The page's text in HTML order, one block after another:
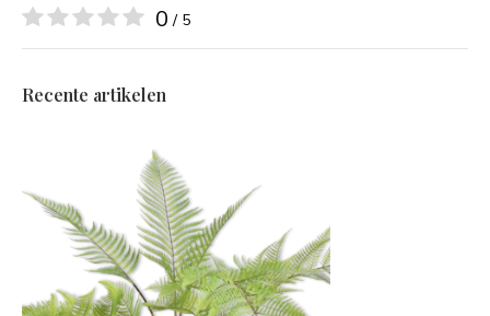
0 / 5
Recente artikelen